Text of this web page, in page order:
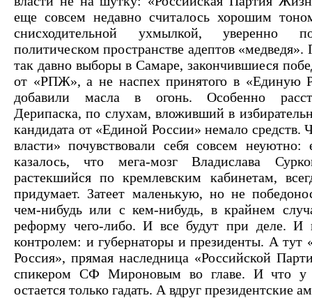
еще совсем недавно считалось хорошим
снисходительной ухмылкой, уверенно
политическом пространстве адептов
так давно выборы в Самаре, закончившиеся
от «РПЖ», а не наспех принятого в «Единую
добавили масла в огонь. Особенно
Дерипаска, по слухам, вложивший в
кандидата от «Единой России» немало средств.
власти» почувствовали себя совсем
казалось, что мега-мозг Владислава
растекшийся по кремлевским кабинетам,
придумает. Затеет маленькую, но не
чем-нибудь или с кем-нибудь, в крайнем
реформу чего-либо. И все будут при деле. И
контролем: и губернаторы и президенты. А тут
Россия», прямая наследница «Российской
спикером СФ Мироновым во главе. И что у
остается только гадать. А вдруг президентские